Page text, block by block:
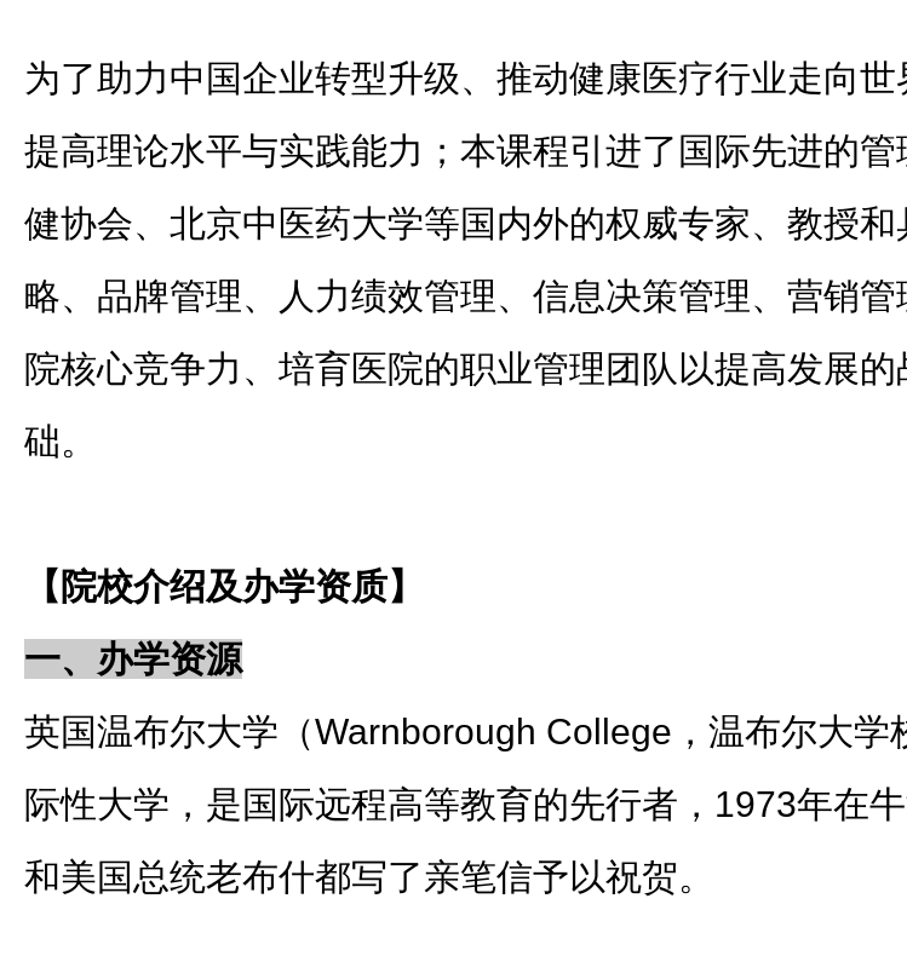
为了助力中国企业转型升级、推动健康医疗行业走向
提高理论水平与实践能力；本课程引进了国际先进的
健协会、北京中医药大学等国内外的权威专家、教授
略、品牌管理、人力绩效管理、信息决策管理、营销
院核心竞争力、培育医院的职业管理团队以提高发展
础。
【院校介绍及办学资质】
一、办学资源
英国温布尔大学（Warnborough College，温布尔大学
际性大学，是国际远程高等教育的先行者，1973年在
和美国总统老布什都写了亲笔信予以祝贺。